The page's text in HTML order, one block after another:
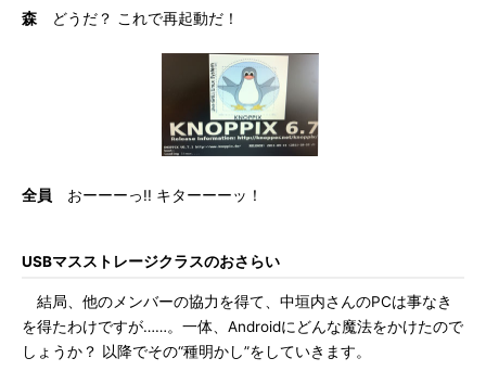
森 どうだ？ これで再起動だ！
全員 おーーーっ!! キターーーッ！
USBマスストレージクラスのおさらい
結局、他のメンバーの協力を得て、中垣内さんのPCは事なき
を得たわけですが……。一体、Androidにどんな魔法をかけたので
しょうか？ 以降でその“種明かし”をしていきます。